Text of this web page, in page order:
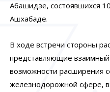
Абашидзе, состоявшихся
Ашхабаде.
В ходе встречи стороны
представляющие взаимный
возможности расширения
железнодорожной сфере,